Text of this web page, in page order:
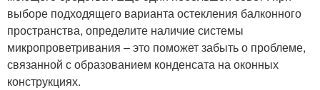
выборе подходящего варианта остекления балконного
пространства, определите наличие системы
микропроветривания – это поможет забыть о проблеме,
связанной с образованием конденсата на оконных
конструкциях.